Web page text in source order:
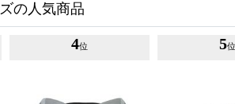
の人気商品
4位 5位